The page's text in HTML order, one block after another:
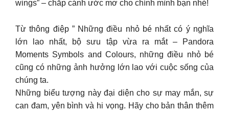
wings” – chắp cánh ước mơ cho chính mình bạn nhé!
Từ thông điệp ” Những điều nhỏ bé nhất có ý nghĩa
lớn lao nhất, bộ sưu tập vừa ra mắt – Pandora
Moments Symbols and Colours, những điều nhỏ bé
cũng có những ảnh hưởng lớn lao với cuộc sống của
chúng ta.
Những biểu tượng này đại diện cho sự may mắn, sự
can đam, yên bình và hi vọng. Hãy cho bản thân thêm